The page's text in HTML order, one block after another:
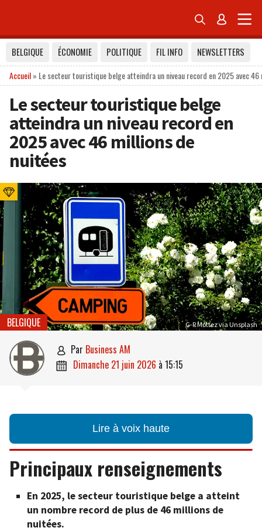
 
BELGIQUE ÉCONOMIE POLITIQUE FIL INFO
NEWSLETTERS
Accueil» Le secteur touristique belge atteindra un niveau record en 2025 avec
Le secteur touristique belge
atteindra un niveau record en
2025 avec 46 millions de
nuitées
G-R Mottez via Unsplash
BELGIQUE
 par Business AM
 dimanche 21 juin 2026 à 15:15
Lire à voix haute
Principaux renseignements
En 2025, le secteur touristique belge a atteint
un nombre record de plus de 46 millions de
nuitées.